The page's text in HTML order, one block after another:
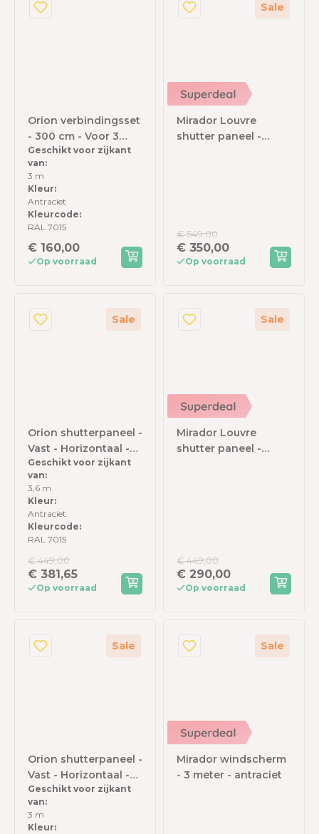
Orion verbindingsset
- 300 cm - Voor 3
meter zijkant -
Antraciet
Geschikt voor zijkant
van:
3 m
Kleur:
Antraciet
Kleurcode:
RAL 7015
€ 160,00
Op voorraad
Sale
Mirador Louvre
shutter paneel -
€ 350,00
€ 549,00
Op voorraad
Sale
Orion shutterpaneel -
Vast - Horizontaal -
113 cm - Voor 3,6
meter zijkant -
Antraciet
Geschikt voor zijkant
van:
3,6 m
Kleur:
Antraciet
Kleurcode:
RAL 7015
€ 381,65
€ 449,00
Op voorraad
Sale
Mirador Louvre
shutter paneel -
€ 290,00
€ 449,00
Op voorraad
Sale
Orion shutterpaneel -
Vast - Horizontaal -
93 cm - Voor 3 meter
zijkant - Antraciet
Geschikt voor zijkant
van:
3 m
Kleur:
Sale
Mirador windscherm
- 3 meter - antraciet